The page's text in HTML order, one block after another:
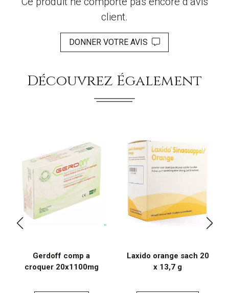
client.
DONNER VOTRE AVIS
Découvrez Également
Gerdoff comp a
croquer 20x1100mg
Laxido orange sach 20
x 13,7 g